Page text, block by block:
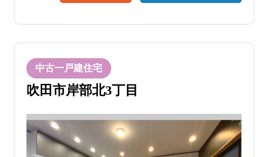
中古一戸建住宅
吹田市岸部北3丁目